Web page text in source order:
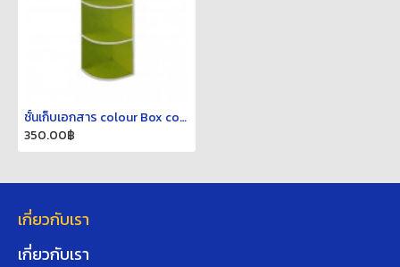
ชั้นเก็บเอกสาร colour Box corner 3
350.00฿
เกี่ยวกับเรา
เกี่ยวกับเรา